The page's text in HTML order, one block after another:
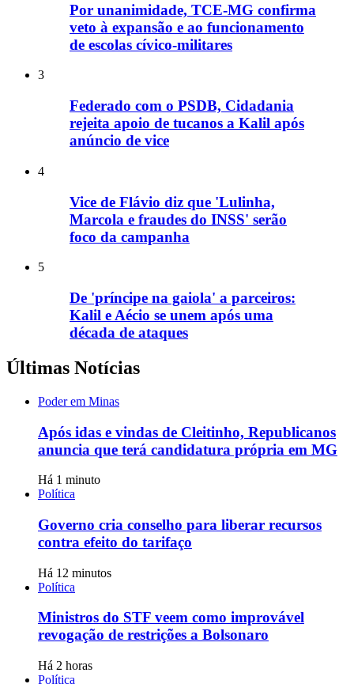
Por unanimidade, TCE-MG confirma
veto à expansão e ao funcionamento
de escolas cívico-militares
3
Federado com o PSDB, Cidadania
rejeita apoio de tucanos a Kalil após
anúncio de vice
4
Vice de Flávio diz que 'Lulinha,
Marcola e fraudes do INSS' serão
foco da campanha
5
De 'príncipe na gaiola' a parceiros:
Kalil e Aécio se unem após uma
década de ataques
Últimas Notícias
Poder em Minas
Após idas e vindas de Cleitinho, Republicanos
anuncia que terá candidatura própria em MG
Há 1 minuto
Política
Governo cria conselho para liberar recursos
contra efeito do tarifaço
Há 12 minutos
Política
Ministros do STF veem como improvável
revogação de restrições a Bolsonaro
Há 2 horas
Política